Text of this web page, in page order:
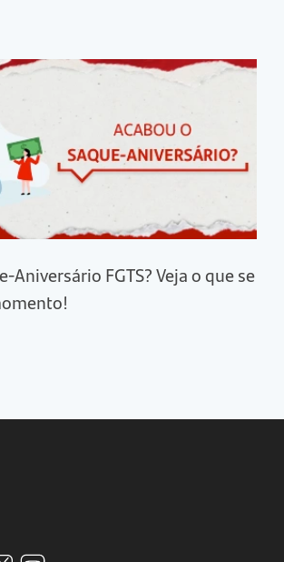
Aniversário FGTS? Veja o que se